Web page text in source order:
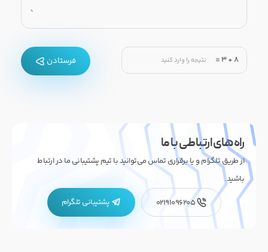
8
+
3
= فرستادن
راه های ارتباطی با ما
از طریق تلگرام و یا برقراری تماس می‌توانید با تیم پشتیبانی ما در ارتباط
باشید.
02191096205
پشتیبانی تلگرام